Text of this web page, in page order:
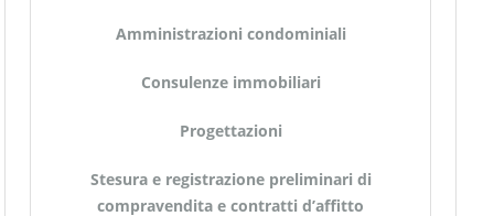
Amministrazioni condominiali
Consulenze immobiliari
Progettazioni
Stesura e registrazione preliminari di
compravendita e contratti d’affitto